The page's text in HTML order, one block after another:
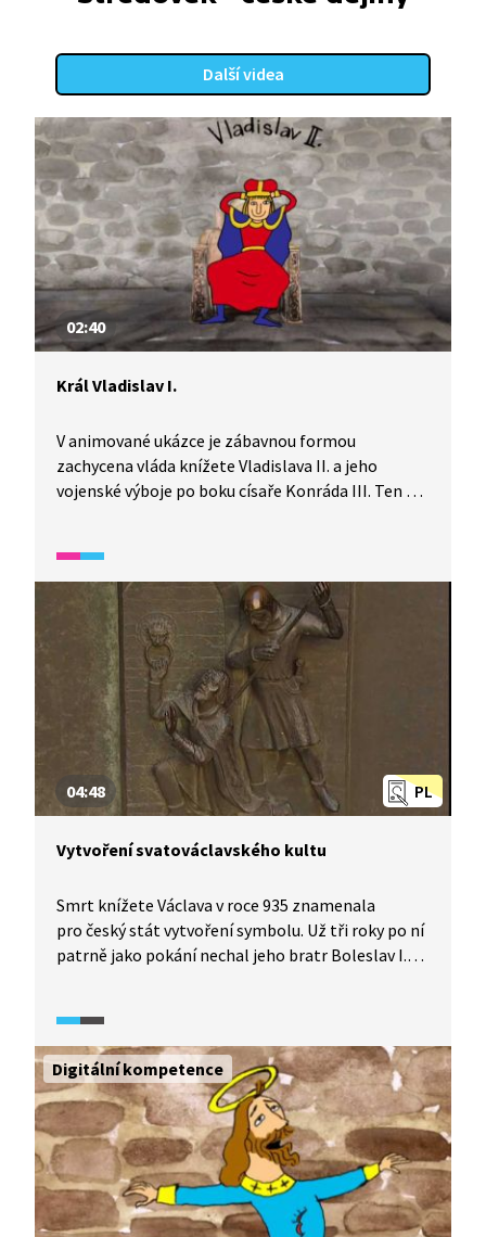
nese knížete Václava, jmenuje?
Další videa
02:40
Král Vladislav I.
V animované ukázce je zábavnou formou
zachycena vláda knížete Vladislava II. a jeho
vojenské výboje po boku císaře Konráda III. Ten mu
PL
04:48
Vytvoření svatováclavského kultu
Smrt knížete Václava v roce 935 znamenala
pro český stát vytvoření symbolu. Už tři roky po ní
patrně jako pokání nechal jeho bratr Boleslav I.
převozem spojené, pak usnadnily cestu ke zřízení
samostatného pražského biskupství.
Digitální kompetence